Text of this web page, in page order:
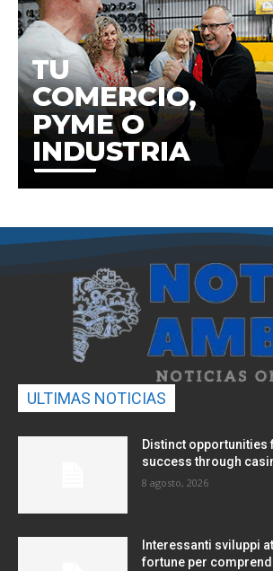
ULTIMAS NOTICIAS
Distinct opportunities
success through
8 agosto, 2026
Interessanti sviluppi
fortune per